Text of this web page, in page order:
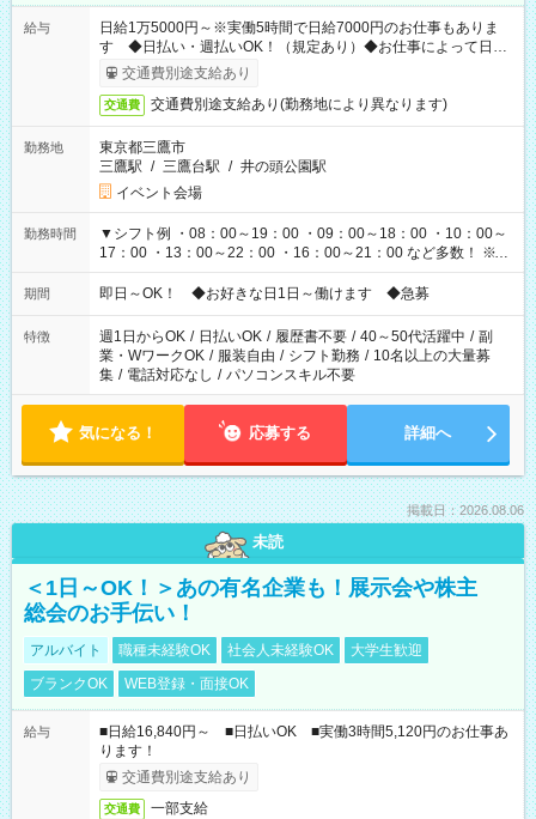
給与
日給1万5000円～※実働5時間で日給7000円のお仕事もありま
す ◆日払い・週払いOK！（規定あり）◆お仕事によって日給
も異なります
交通費別途支給あり
交通費 交通費別途支給あり(勤務地により異なります)
勤務地
東京都三鷹市
三鷹駅 / 三鷹台駅 / 井の頭公園駅
イベント会場
勤務時間
▼シフト例 ・08：00～19：00 ・09：00～18：00 ・10：00～
17：00 ・13：00～22：00 ・16：00～21：00 など多数！ ※お
仕事により勤務時間が異なります
期間 即日～OK！ ◆お好きな日1日～働けます ◆急募
特徴 週1日からOK / 日払いOK / 履歴書不要 / 40～50代活躍中 / 副
業・WワークOK / 服装自由 / シフト勤務 / 10名以上の大量募
集 / 電話対応なし / パソコンスキル不要
気になる！ 応募する 詳細へ
掲載日：2026.08.06
未読
＜1日～OK！＞あの有名企業も！展示会や株主
総会のお手伝い！
アルバイト 職種未経験OK 社会人未経験OK
大学生歓迎
ブランクOK
WEB登録・面接OK
給与
■日給16,840円～ ■日払いOK ■実働3時間5,120円のお仕事あ
ります！
交通費別途支給あり
交通費 一部支給